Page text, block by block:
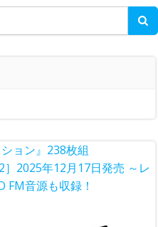
ョン』238枚組
］2025年12月17日発売 ～レ
FM音源も収録！